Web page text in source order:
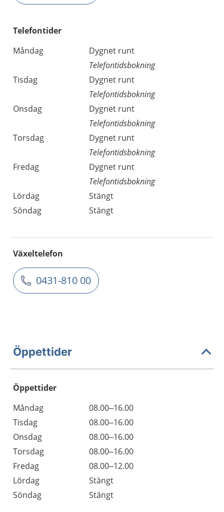
Telefontider
Måndag
Dygnet runt
Telefontidsbokning
Tisdag
Dygnet runt
Telefontidsbokning
Onsdag
Dygnet runt
Telefontidsbokning
Torsdag
Dygnet runt
Telefontidsbokning
Fredag
Dygnet runt
Telefontidsbokning
Lördag
Stängt
Söndag
Stängt
Växeltelefon
0431-810 00
Öppettider
Öppettider
Dag
Öppettider
Kommentarer
Måndag
08.00–16.00
Tisdag
08.00–16.00
Onsdag
08.00–16.00
Torsdag
08.00–16.00
Fredag
08.00–12.00
Lördag
Stängt
Söndag
Stängt